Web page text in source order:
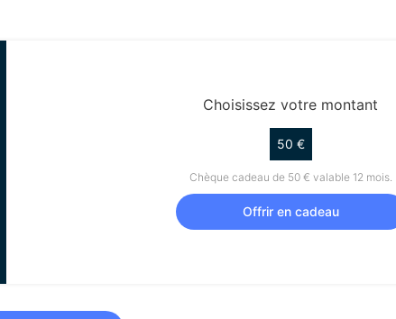
Choisissez votre montant
50 €
Chèque cadeau de 50 € valable 12 mois.
Offrir en cadeau